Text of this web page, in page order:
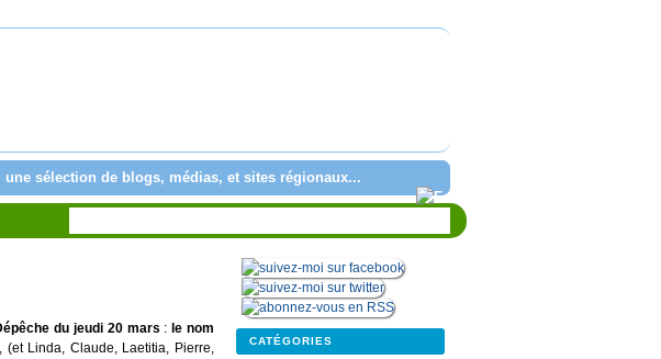
une sélection de blogs, médias, et sites régionaux...
du jeudi 20 mars : le nom
, (et Linda, Claude, Laetitia, Pierre,
CATÉGORIES